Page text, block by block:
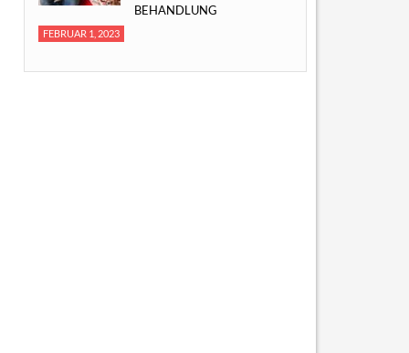
BEHANDLUNG
FEBRUAR 1, 2023